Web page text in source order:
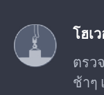
โฮเ
ตรว
ช้าๆ